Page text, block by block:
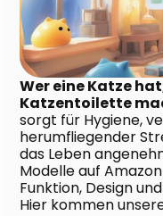
Wer eine Katze
Katzentoilette
sorgt für Hygiene,
herumfliegender
das Leben
Modelle auf
Funktion, Design
Hier kommen